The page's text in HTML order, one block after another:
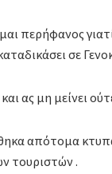
περήφανος
σε
και ας μη μείνει
απότομα
τουριστών .